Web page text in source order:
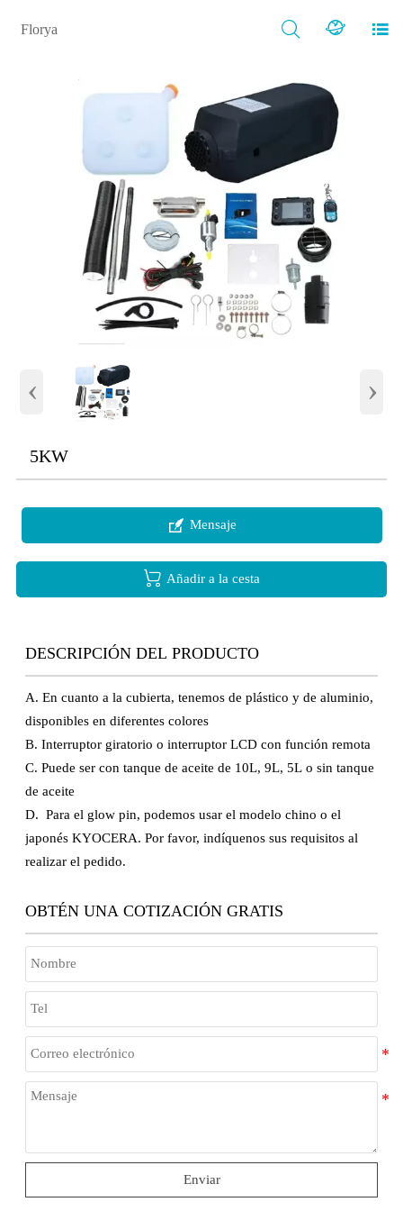
Florya   
‹ ›
5KW
 Mensaje
 Añadir a la cesta
DESCRIPCIÓN DEL PRODUCTO
A. En cuanto a la cubierta, tenemos de plástico y de aluminio,
disponibles en diferentes colores
B. Interruptor giratorio o interruptor LCD con función remota
C. Puede ser con tanque de aceite de 10L, 9L, 5L o sin tanque
de aceite
D. Para el glow pin, podemos usar el modelo chino o el
japonés KYOCERA. Por favor, indíquenos sus requisitos al
realizar el pedido.
OBTÉN UNA COTIZACIÓN GRATIS
Enviar